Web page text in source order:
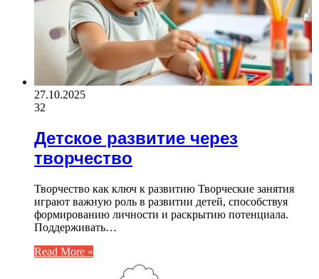
27.10.2025
32
Детское развитие через
творчество
Творчество как ключ к развитию Творческие занятия
играют важную роль в развитии детей, способствуя
формированию личности и раскрытию потенциала.
Поддерживать…
Read More »